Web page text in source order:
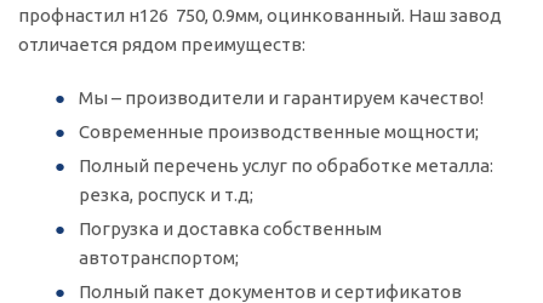
профнастил н126 750, 0.9мм, оцинкованный. Наш завод
отличается рядом преимуществ:
Мы – производители и гарантируем качество!
Современные производственные мощности;
Полный перечень услуг по обработке металла:
резка, роспуск и т.д;
Погрузка и доставка собственным
автотранспортом;
Полный пакет документов и сертификатов